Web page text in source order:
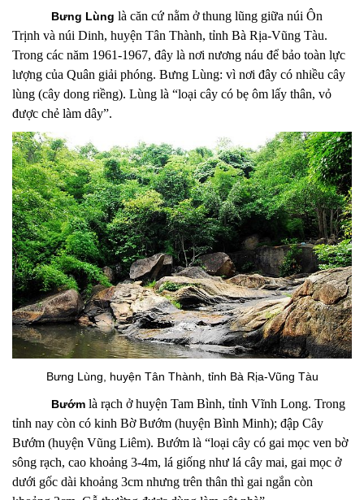
Bưng Lùng là căn cứ nằm ở thung lũng giữa núi Ôn
Trịnh và núi Dinh, huyện Tân Thành, tỉnh Bà Rịa-Vũng Tàu.
Trong các năm 1961-1967, đây là nơi nương náu để bảo toàn lực
lượng của Quân giải phóng. Bưng Lùng: vì nơi đây có nhiều cây
lùng (cây dong riềng). Lùng là “loại cây có bẹ ôm lấy thân, vỏ
được chẻ làm dây”.
Bưng Lùng, huyện Tân Thành, tỉnh Bà Rịa-Vũng Tàu
Bướm là rạch ở huyện Tam Bình, tỉnh Vĩnh Long. Trong
tỉnh nay còn có kinh Bờ Bướm (huyện Bình Minh); đập Cây
Bướm (huyện Vũng Liêm). Bướm là “loại cây có gai mọc ven bờ
sông rạch, cao khoảng 3-4m, lá giống như lá cây mai, gai mọc ở
dưới gốc dài khoảng 3cm nhưng trên thân thì gai ngắn còn